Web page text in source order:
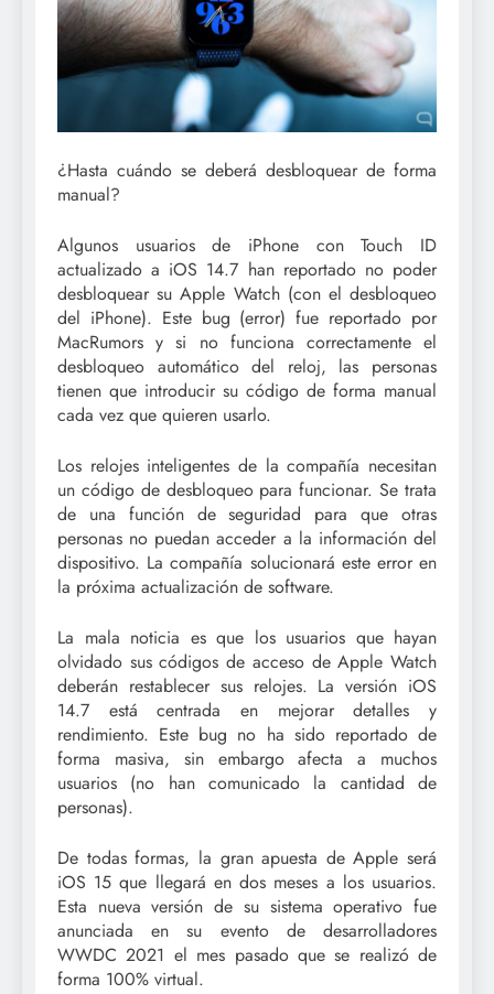
¿Hasta cuándo se deberá desbloquear de forma
manual?
Algunos usuarios de iPhone con Touch ID
actualizado a iOS 14.7 han reportado no poder
desbloquear su Apple Watch (con el desbloqueo
del iPhone). Este bug (error) fue reportado por
MacRumors y si no funciona correctamente el
desbloqueo automático del reloj, las personas
tienen que introducir su código de forma manual
cada vez que quieren usarlo.
Los relojes inteligentes de la compañía necesitan
un código de desbloqueo para funcionar. Se trata
de una función de seguridad para que otras
personas no puedan acceder a la información del
dispositivo. La compañía solucionará este error en
la próxima actualización de software.
La mala noticia es que los usuarios que hayan
olvidado sus códigos de acceso de Apple Watch
deberán restablecer sus relojes. La versión iOS
14.7 está centrada en mejorar detalles y
rendimiento. Este bug no ha sido reportado de
forma masiva, sin embargo afecta a muchos
usuarios (no han comunicado la cantidad de
personas).
De todas formas, la gran apuesta de Apple será
iOS 15 que llegará en dos meses a los usuarios.
Esta nueva versión de su sistema operativo fue
anunciada en su evento de desarrolladores
WWDC 2021 el mes pasado que se realizó de
forma 100% virtual.